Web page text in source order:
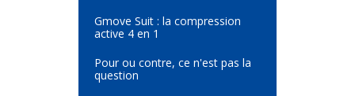
Gmove Suit : la compression
active 4 en 1
Pour ou contre, ce n'est pas la
question